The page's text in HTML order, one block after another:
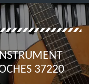
37220